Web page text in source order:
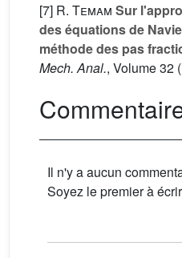
[7] R. Temam Sur
des équations de
méthode des pas
Mech. Anal., Volume 32
Il n'y a aucun
Soyez le premier à